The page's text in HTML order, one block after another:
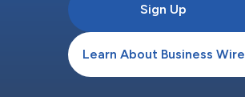
Sign Up
Learn About Business Wire